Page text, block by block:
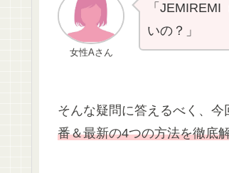
女性Aさん
「
いの？」
そんな疑問に答えるべく、今
番＆最新の4つの方法を徹底